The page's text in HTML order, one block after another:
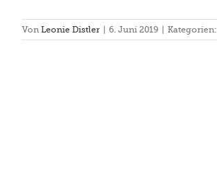
Von Leonie Distler 6. Juni 2019 Kategorien: